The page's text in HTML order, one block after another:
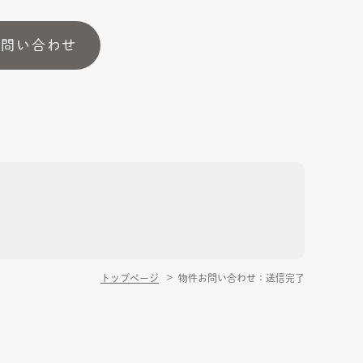
い合わせ
トップページ 物件お問い合わせ：送信完了